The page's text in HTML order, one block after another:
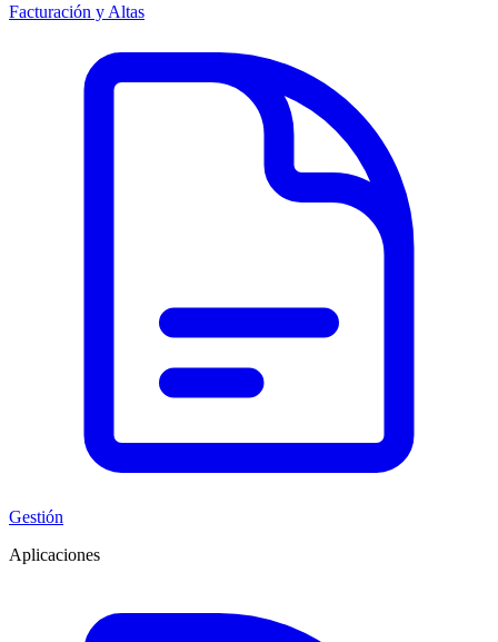
Facturación y Altas
Gestión
Aplicaciones